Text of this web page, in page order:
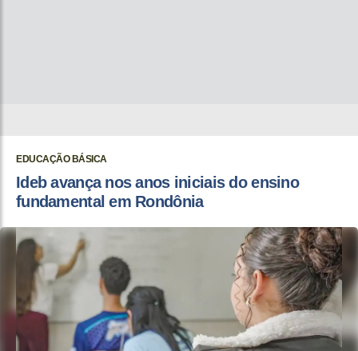
EDUCAÇÃO BÁSICA
Ideb avança nos anos iniciais do ensino
fundamental em Rondônia